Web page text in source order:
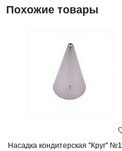
Похожие товары
Насадка кондитерская "Круг" №1